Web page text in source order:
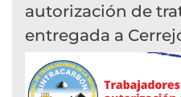
autorización de
entregada a